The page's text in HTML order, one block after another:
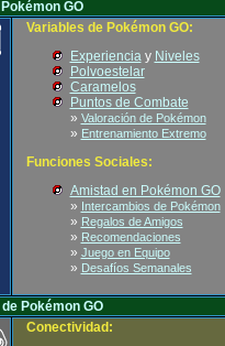
GO
Variables de Pokémon GO:
Experienciay Niveles
Polvoestelar
Caramelos
Puntos de Combate
» Valoración de Pokémon
» Entrenamiento Extremo
Funciones Sociales:
Amistad en Pokémon GO
» Intercambios de Pokémon
» Regalos de Amigos
» Recomendaciones
» Juego en Equipo
» Desafíos Semanales
Pokémon GO
Conectividad: